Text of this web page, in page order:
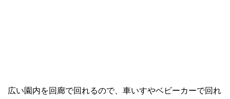
広い園内を回廊で回れるので、車いすやベビーカーで回れ